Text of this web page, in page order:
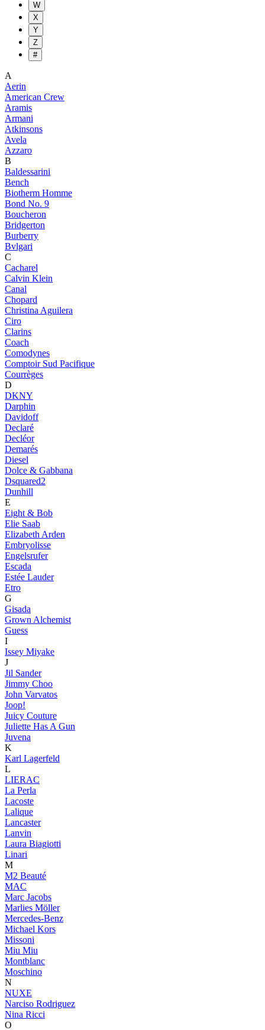
W
X
Y
Z
#
A
Aerin
American Crew
Aramis
Armani
Atkinsons
Avela
Azzaro
B
Baldessarini
Bench
Biotherm Homme
Bond No. 9
Boucheron
Bridgerton
Burberry
Bvlgari
C
Cacharel
Calvin Klein
Canal
Chopard
Christina Aguilera
Ciro
Clarins
Coach
Comodynes
Comptoir Sud Pacifique
Courrèges
D
DKNY
Darphin
Davidoff
Declaré
Decléor
Demarés
Diesel
Dolce & Gabbana
Dsquared2
Dunhill
E
Eight & Bob
Elie Saab
Elizabeth Arden
Embryolisse
Engelsrufer
Escada
Estée Lauder
Etro
G
Gisada
Grown Alchemist
Guess
I
Issey Miyake
J
Jil Sander
Jimmy Choo
John Varvatos
Joop!
Juicy Couture
Juliette Has A Gun
Juvena
K
Karl Lagerfeld
L
LIERAC
La Perla
Lacoste
Lalique
Lancaster
Lanvin
Laura Biagiotti
Linari
M
M2 Beauté
MAC
Marc Jacobs
Marlies Möller
Mercedes-Benz
Michael Kors
Missoni
Miu Miu
Montblanc
Moschino
N
NUXE
Narciso Rodriguez
Nina Ricci
O